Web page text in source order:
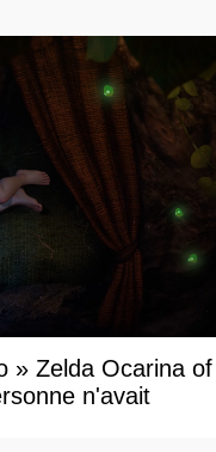
» Zelda Ocarina of
n'avait